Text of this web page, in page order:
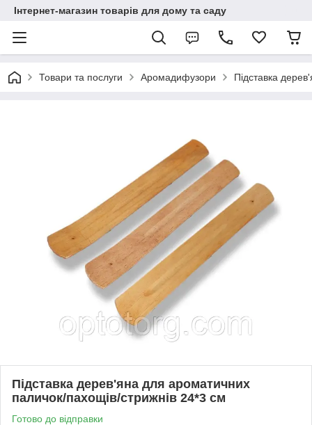
Інтернет-магазин товарів для дому та саду
Товари та послуги Аромадифузори Підставка
Підставка дерев'яна для ароматичних
паличок/пахощів/стрижнів 24*3 см
Готово до відправки